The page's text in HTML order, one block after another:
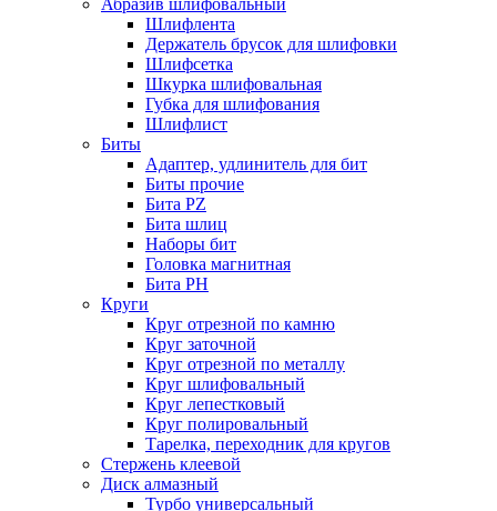
Абразив шлифовальный
Шлифлента
Держатель брусок для шлифовки
Шлифсетка
Шкурка шлифовальная
Губка для шлифования
Шлифлист
Биты
Адаптер, удлинитель для бит
Биты прочие
Бита PZ
Бита шлиц
Наборы бит
Головка магнитная
Бита PH
Круги
Круг отрезной по камню
Круг заточной
Круг отрезной по металлу
Круг шлифовальный
Круг лепестковый
Круг полировальный
Тарелка, переходник для кругов
Стержень клеевой
Диск алмазный
Турбо универсальный